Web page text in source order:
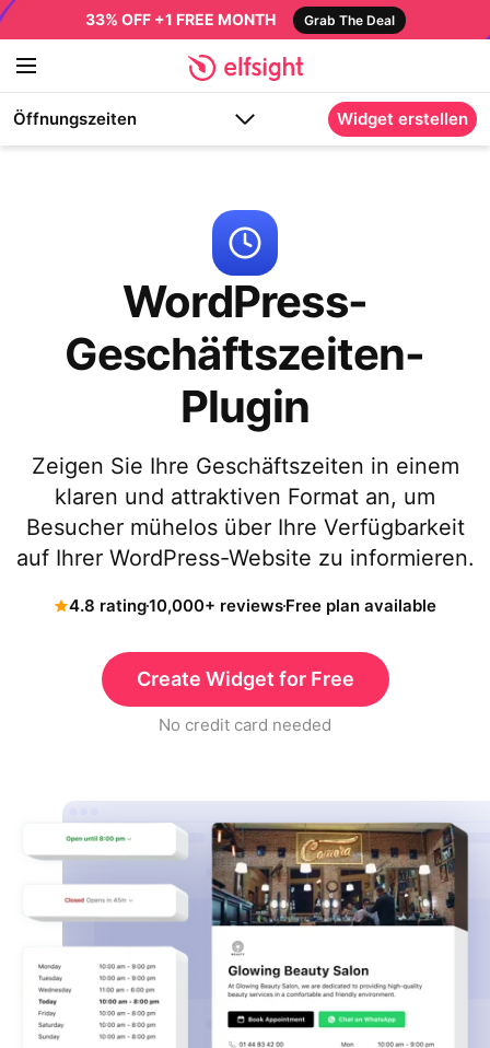
33% OFF +1 FREE MONTH Grab The Deal
Öffnungszeiten Widget erstellen
WordPress-
Geschäftszeiten-
Plugin
Zeigen Sie Ihre Geschäftszeiten in einem
klaren und attraktiven Format an, um
Besucher mühelos über Ihre Verfügbarkeit
auf Ihrer WordPress-Website zu informieren.
4.8 rating10,000+ reviewsFree plan available
Create Widget for Free
No credit card needed